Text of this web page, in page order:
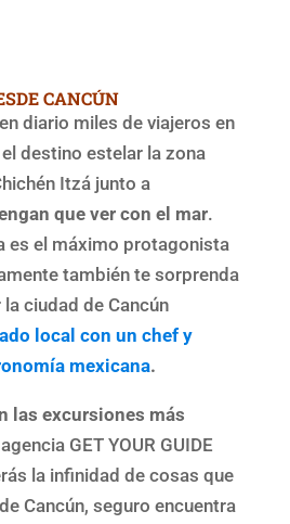
CANCÚN
diario miles de viajeros en
destino estelar la zona
Itzá junto a
que ver con el mar.
es el máximo protagonista
también te sorprenda
ciudad de Cancún
local con un chef y
mexicana.
las excursiones más
GET YOUR GUIDE
la infinidad de cosas que
Cancún, seguro encuentra